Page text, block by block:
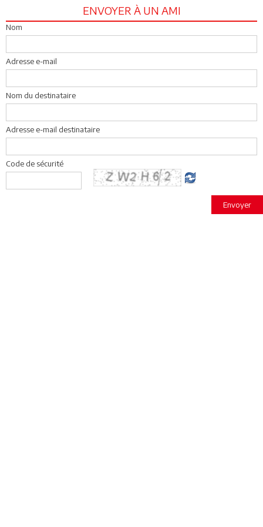
ENVOYER À UN AMI
Nom
Adresse e-mail
Nom du destinataire
Adresse e-mail destinataire
Code de sécurité
Envoyer